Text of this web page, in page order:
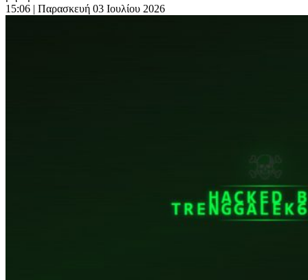
15:06 | Παρασκευή 03 Ιουλίου 2026